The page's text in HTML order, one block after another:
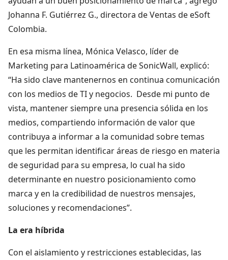
Johanna F. Gutiérrez G., directora de Ventas de eSoft
Colombia.
En esa misma línea, Mónica Velasco, líder de
Marketing para Latinoamérica de SonicWall, explicó:
“Ha sido clave mantenernos en continua comunicación
con los medios de TI y negocios. Desde mi punto de
vista, mantener siempre una presencia sólida en los
medios, compartiendo información de valor que
contribuya a informar a la comunidad sobre temas
que les permitan identificar áreas de riesgo en materia
de seguridad para su empresa, lo cual ha sido
determinante en nuestro posicionamiento como
marca y en la credibilidad de nuestros mensajes,
soluciones y recomendaciones”.
La era híbrida
Con el aislamiento y restricciones establecidas, las